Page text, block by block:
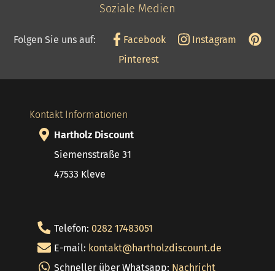
Soziale Medien
Folgen Sie uns auf: Facebook
Instagram
Pinterest
Kontakt Informationen
Hartholz Discount
Siemensstraße 31
47533 Kleve
Telefon: 0282 17483051
E-mail: kontakt@hartholzdiscount.de
Schneller über Whatsapp: Nachricht